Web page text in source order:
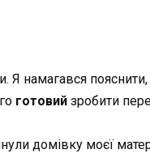
Я намагався пояснити,
готовий зробити
домівку моєї